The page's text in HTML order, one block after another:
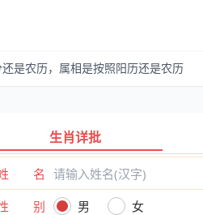
是农历，属相是按照阳历还是农历
生肖详批
名
别
男
女